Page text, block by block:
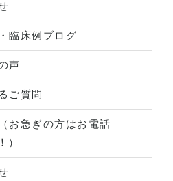
臨床例ブログ
声
ご質問
お急ぎの方はお電話
）